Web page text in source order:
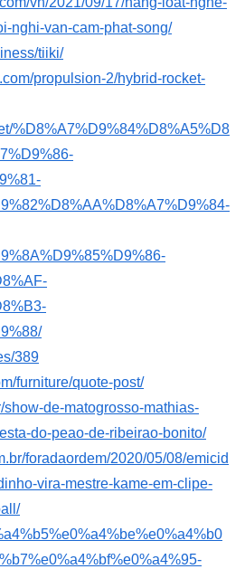
nghi-van-cam-phat-song/
tiiki/
propulsion-2/hybrid-rocket-
%D8%A7%D9%84%D8%A5%D8
389
furniture/quote-post/
show-de-matogrosso-mathias-
do-peao-de-ribeirao-bonito/
foradaordem/2020/05/08/emicid
vira-mestre-kame-em-clipe-